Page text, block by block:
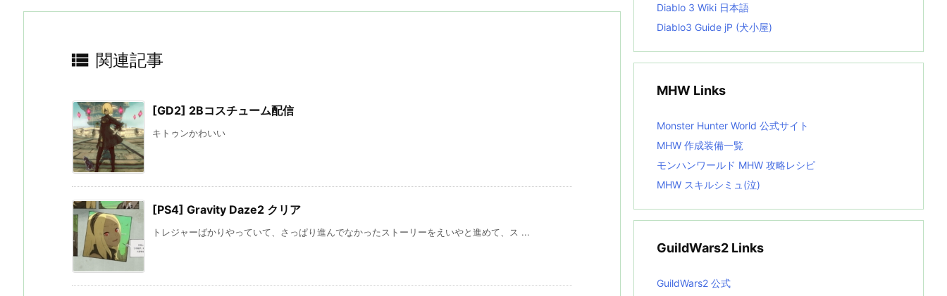
 関連記事
[GD2] 2Bコスチューム配信
キトゥンかわいい
[PS4] Gravity Daze2 クリア
トレジャーばかりやっていて、さっぱり進んでなかったストーリーをえいやと進めて、ス ...
Diablo 3 Wiki 日本語
Diablo3 Guide jP (犬小屋)
MHW Links
Monster Hunter World 公式サイト
MHW 作成装備一覧
モンハンワールド MHW 攻略レシピ
MHW スキルシミュ(泣)
GuildWars2 Links
GuildWars2 公式